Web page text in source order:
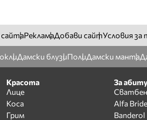
сайтаРекламаДобави сайтУсловия за
Дамски блузиПолиДамски манта
Красота
Лице
Коса
Грим
За
Alfa
Banderol